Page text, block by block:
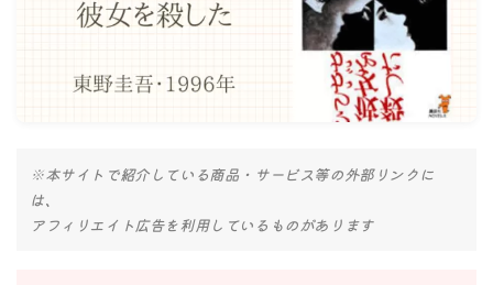
※本サイトで紹介している商品・サービス等の外部リンクに
は、
アフィリエイト広告を利用しているものがあります